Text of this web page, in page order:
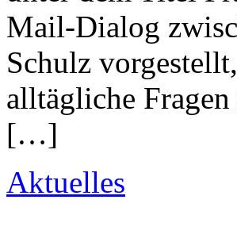
Mail-Dialog
Schulz
alltägliche
[…]
Aktuelles